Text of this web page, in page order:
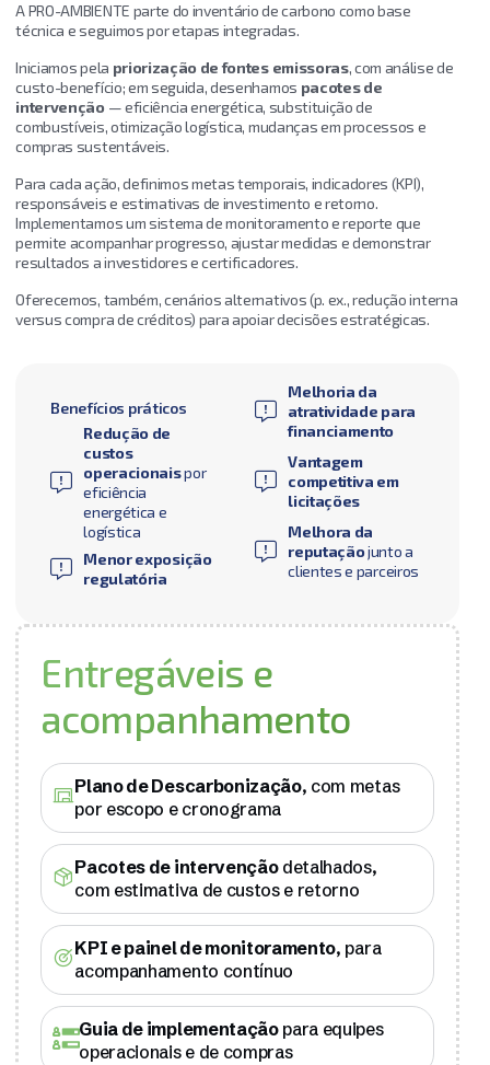
A PRO-AMBIENTE parte do inventário de carbono como base
técnica e seguimos por etapas integradas.
Iniciamos pela priorização de fontes emissoras, com análise de
custo-benefício; em seguida, desenhamos pacotes de
intervenção — eficiência energética, substituição de
combustíveis, otimização logística, mudanças em processos e
compras sustentáveis.
Para cada ação, definimos metas temporais, indicadores (KPI),
responsáveis e estimativas de investimento e retorno.
Implementamos um sistema de monitoramento e reporte que
permite acompanhar progresso, ajustar medidas e demonstrar
resultados a investidores e certificadores.
Oferecemos, também, cenários alternativos (p. ex., redução interna
versus compra de créditos) para apoiar decisões estratégicas.
Benefícios práticos
Redução de
custos
operacionaispor
eficiência
energética e
logística
Menor exposição
regulatória
Melhoria da
atratividade para
financiamento
Vantagem
competitiva em
licitações
Melhora da
reputaçãojunto a
clientes e parceiros
Entregáveis e
acompanhamento
Plano de Descarbonização, com metas
por escopo e cronograma
Pacotes de intervençãodetalhados,
com estimativa de custos e retorno
KPI e painel de monitoramento, para
acompanhamento contínuo
Guia de implementaçãopara equipes
operacionais e de compras